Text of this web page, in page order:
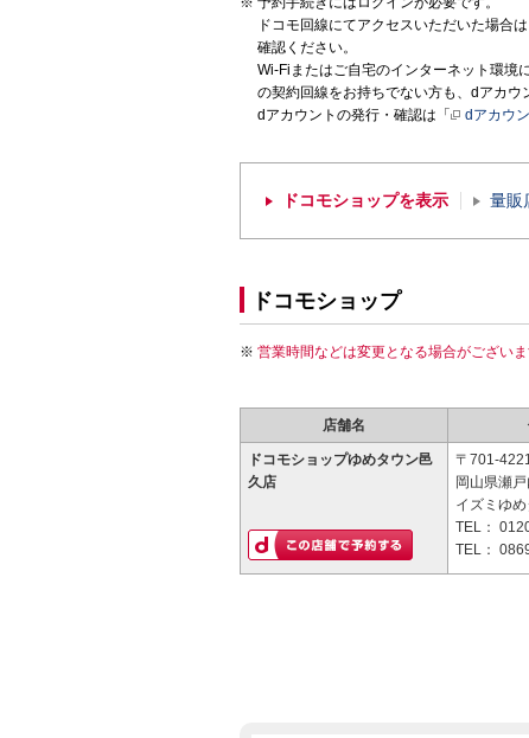
ドコモ回線にてアクセスいただいた場合
確認ください。
Wi-Fiまたはご自宅のインターネット環境
の契約回線をお持ちでない方も、dアカウ
dアカウントの発行・確認は「
dアカウ
ドコモショップを表示 量販
ドコモショップ
営業時間などは変更となる場合がござい
店舗名
ドコモショップゆめタウン邑
久店
〒701-
岡山県瀬
イズミゆ
TEL：
TEL：